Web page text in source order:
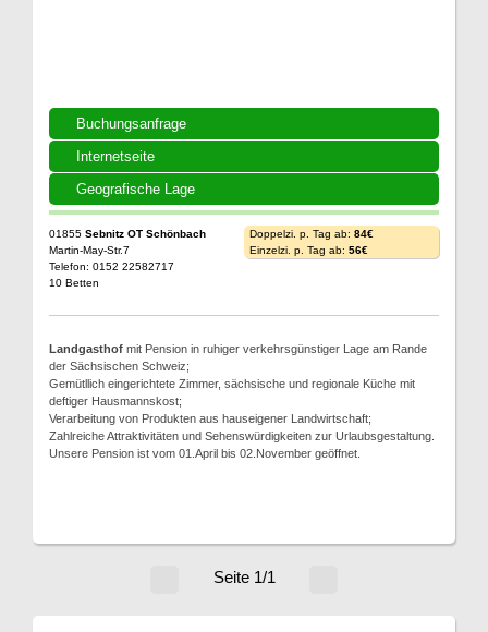
Buchungsanfrage
Internetseite
Geografische Lage
01855 Sebnitz OT Schönbach
Martin-May-Str.7
Telefon: 0152 22582717
10 Betten
Doppelzi. p. Tag ab: 84€
Einzelzi. p. Tag ab: 56€
Landgasthof mit Pension in ruhiger verkehrsgünstiger Lage am Rande
der Sächsischen Schweiz;
Gemütllich eingerichtete Zimmer, sächsische und regionale Küche mit
deftiger Hausmannskost;
Verarbeitung von Produkten aus hauseigener Landwirtschaft;
Zahlreiche Attraktivitäten und Sehenswürdigkeiten zur Urlaubsgestaltung.
Unsere Pension ist vom 01.April bis 02.November geöffnet.
Seite 1/1